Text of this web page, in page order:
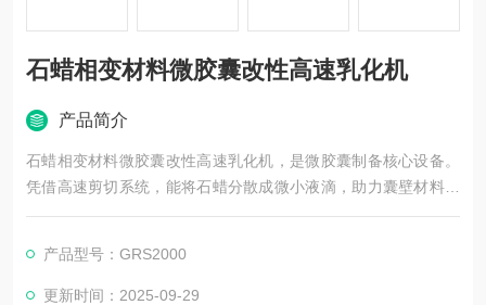
石蜡相变材料微胶囊改性高速乳化机
产品简介
石蜡相变材料微胶囊改性高速乳化机，是微胶囊制备核心设备。
凭借高速剪切系统，能将石蜡分散成微小液滴，助力囊壁材料均
匀包覆；搭配精准控温与转速调节功能，可稳定控制微胶囊粒径
需求。
产品型号：GRS2000
更新时间：2025-09-29